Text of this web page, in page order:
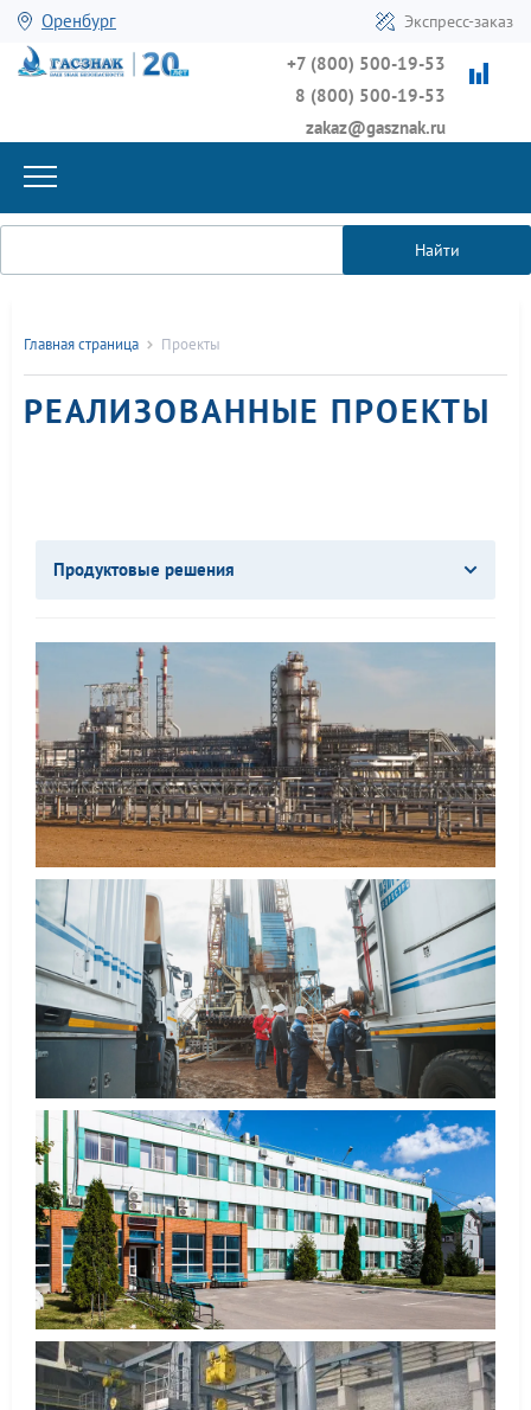
Оренбург Экспресс-заказ
+7 (800) 500-19-53
8 (800) 500-19-53
zakaz@gasznak.ru
Найти
Главная страница Проекты
РЕАЛИЗОВАННЫЕ ПРОЕКТЫ
Продуктовые решения